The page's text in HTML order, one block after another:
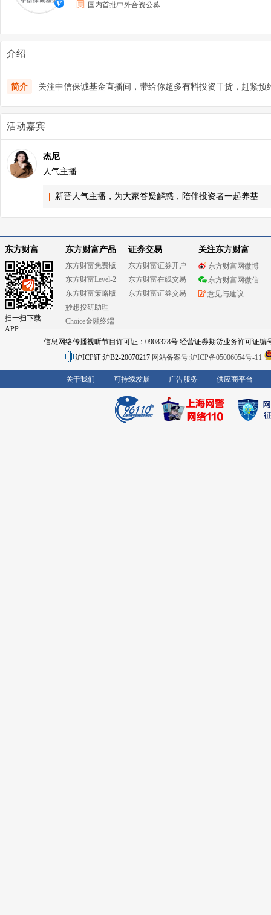
国内首批中外合资公募
介绍
简介 关注中信保诚基金直播间，带给你超多有料投资干货，赶紧预
活动嘉宾
杰尼
人气主播
新晋人气主播，为大家答疑解惑，陪伴投资者一起养基
东方财富
扫一扫下载
APP
东方财富产品
东方财富免费版
东方财富Level-2
东方财富策略版
妙想投研助理
Choice金融终端
证券交易
东方财富证券开户
东方财富在线交易
东方财富证券交易
关注东方财富
东方财富网微博
东方财富网微信
意见与建议
信息网络传播视听节目许可证：0908328号 经营证券期货业务许可证编
沪ICP证:沪B2-20070217 网站备案号:沪ICP备05006054号-11
关于我们 可持续发展 广告服务 供应商平台